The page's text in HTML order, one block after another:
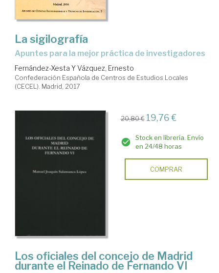
La sigilografía
apuntes para la mejor práctica de investigadores
Fernández-Xesta Y Vázquez, Ernesto
Confederación Española de Centros de Estudios Locales
(CECEL). Madrid, 2017
20,80 € 19,76 €
Stock en librería. Envío
en 24/48 horas
COMPRAR
Los oficiales del concejo de Madrid
durante el Reinado de Fernando VI